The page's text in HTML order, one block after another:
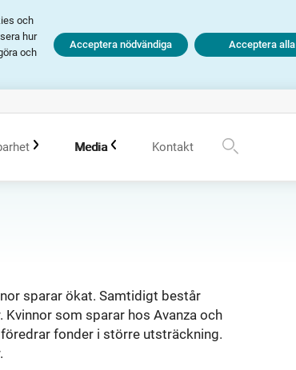
och
hur
och
Acceptera nödvändiga Acceptera alla
vid portföljförvaltning
Media
Talespersoner
Kontakt
sparar ökat. Samtidigt består
som sparar hos Avanza och
fonder i större utsträckning.